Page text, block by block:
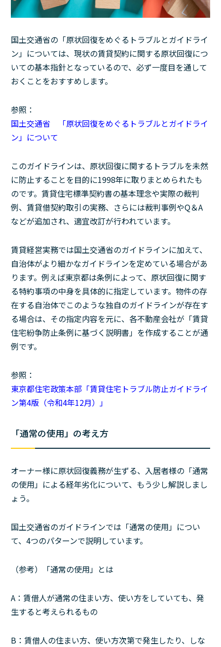
国土交通省の「原状回復をめぐるトラブルとガイドライ
ン」については、現状の賃貸契約に関する原状回復につ
いての基本指針となっているので、必ず一度目を通して
おくことをおすすめします。
参照：
国土交通省 「原状回復をめぐるトラブルとガイドライ
ン」について
このガイドラインは、原状回復に関するトラブルを未然
に防止することを目的に1998年に取りまとめられたも
のです。賃貸住宅標準契約書の基本理念や実際の裁判
例、賃貸借契約取引の実務、さらには裁判事例やQ＆A
などが追加され、適宜改訂が行われています。
賃貸経営実務では国土交通省のガイドラインに加えて、
自治体がより細かなガイドラインを定めている場合があ
ります。例えば東京都は条例によって、原状回復に関す
る特約事項の中身を具体的に指定しています。物件の存
在する自治体でこのような独自のガイドラインが存在す
る場合は、その指定内容を元に、各不動産会社が「賃貸
住宅紛争防止条例に基づく説明書」を作成することが通
例です。
参照：
東京都住宅政策本部「賃貸住宅トラブル防止ガイドライ
ン第4版（令和4年12月）」
「通常の使用」の考え方
オーナー様に原状回復義務が生ずる、入居者様の「通常
の使用」による経年劣化について、もう少し解説しまし
ょう。
国土交通省のガイドラインでは「通常の使用」につい
て、4つのパターンで説明しています。
（参考）「通常の使用」とは
A：賃借人が通常の住まい方、使い方をしていても、発
生すると考えられるもの
B：賃借人の住まい方、使い方次第で発生したり、しな